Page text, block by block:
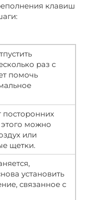
клавиш
раз с
помочь
посторонних
можно
или
щетки.
установить
связанное с